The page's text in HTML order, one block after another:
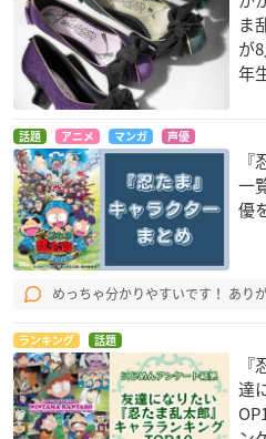
ま
が
年
話題 アニメ マンガ 声優
一
優
めっちゃ分かりやすいです！ あり
ランキング 話題
達